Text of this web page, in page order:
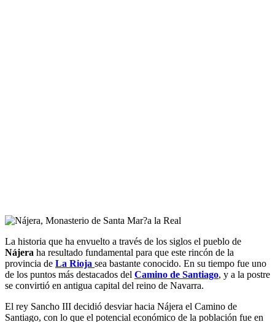
La historia que ha envuelto a través de los siglos el pueblo de
Nájera ha resultado fundamental para que este rincón de la
provincia de La Rioja sea bastante conocido. En su tiempo fue uno
de los puntos más destacados del Camino de Santiago, y a la postre
se convirtió en antigua capital del reino de Navarra.
El rey Sancho III decidió desviar hacia Nájera el Camino de
Santiago, con lo que el potencial económico de la población fue en